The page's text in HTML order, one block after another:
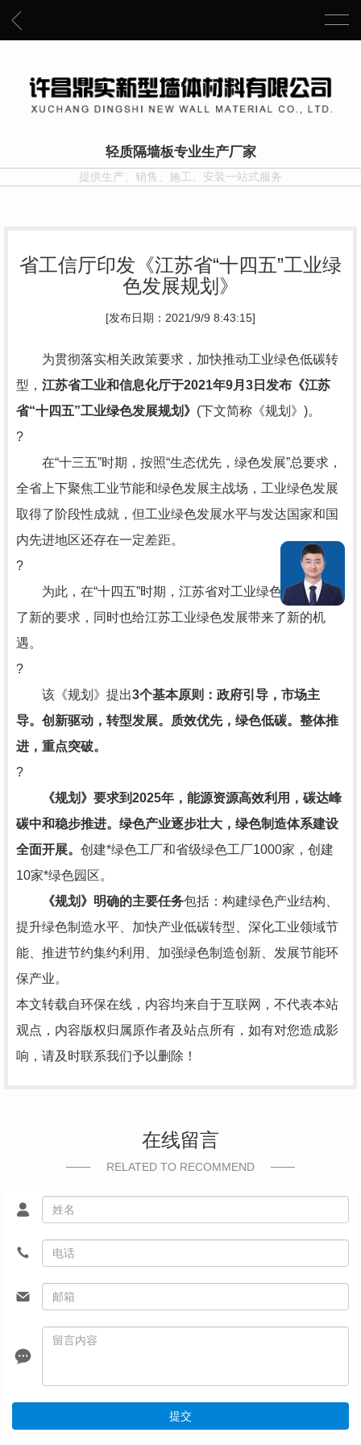
轻质隔墙板专业生产厂家
提供生产、销售、施工、安装一站式服务
省工信厅印发《江苏省“十四五”工业绿
色发展规划》
[发布日期：2021/9/9 8:43:15]
为贯彻落实相关政策要求，加快推动工业绿色低碳转
型， 江苏省工业和信息化厅于2021年9月3日发布 《江苏
省“十四五”工业绿色发展规划》 (下文简称《规划》)。
?
在“十三五”时期，按照“生态优先，绿色发展”总要求，
全省上下聚焦工业节能和绿色发展主战场，工业绿色发展
取得了阶段性成就，但工业绿色发展水平与发达国家和国
内先进地区还存在一定差距。
?
为此，在“十四五”时期，江苏省对工业绿色发展提出
了新的要求，同时也给江苏工业绿色发展带来了新的机
遇。
?
该《规划》提出3个基本原则 ： 政府引导，市场主
导。创新驱动，转型发展。质效优先，绿色低碳。整体推
进，重点突破。
?
《规划》要求到2025年， 能源资源高效利用，碳达峰
碳中和稳步推进。绿色产业逐步壮大，绿色制造体系建设
全面开展。 创建*绿色工厂和省级绿色工厂1000家，创建
10家*绿色园区。
《规划》明确的主要任务包括：构建绿色产业结构、
提升绿色制造水平、加快产业低碳转型、深化工业领域节
能、推进节约集约利用、加强绿色制造创新、发展节能环
保产业。
本文转载自环保在线，内容均来自于互联网，不代表本站
观点，内容版权归属原作者及站点所有，如有对您造成影
响，请及时联系我们予以删除！
在线留言
RELATED TO RECOMMEND
提交